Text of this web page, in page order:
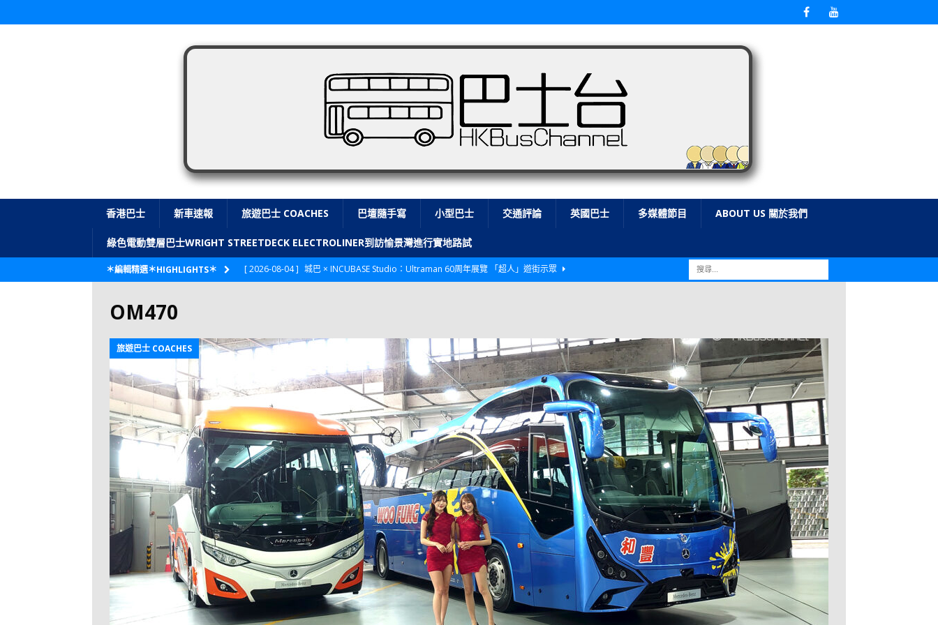
香港巴士 新車速報 旅遊巴士 COACHES 巴壇隨手寫 小型巴士 交通評論 英國巴士 多媒體節目 ABOUT US 關於我們
綠色電動雙層巴士WRIGHT STREETDECK ELECTROLINER到訪愉景灣進行實地路試
＊編輯精選＊HIGHLIGHTS＊ [ 2026-08-04 ] 城巴 × INCUBASE Studio：Ultraman 60周年展覽 「超人」遊街示眾
LONGWIN 九巴及龍運
【新車速報】第一部 410PS 規格宇通旅遊巴士 – 榮利「樂園快線」仕様
新車速報
[ 2026-07-23 ] 【電車】究竟幾幅插畫係為乜過唔到審批？
公益活動
[ 2026-07-22 ] 【輕鐵】痴卡哇列車2026年暑假陪大家搭「輕鐵發現號」旅遊專綫
MTR 港鐵
[ 2026-07-07 ]
VOLVO 全新電動巴士 BERL 樣板車抵港
電動巴士
[ 2026-07-05 ]
美國國慶250，貼部電車慶祝，準備禮物叫人任影
[ 2026-06-24 ]
校巴終於第一滴血了
巴壇隨手寫
[ 2026-06-23 ] 【纜車】昂坪360正式開展20周年慶典 玩轉「日與夜」好時光
MTR 港
[ 2026-06-22 ]
Adidas FIFA 世界盃 The Yard 巴士巡遊 CITYBUS 城巴
OM470
旅遊巴士 COACHES